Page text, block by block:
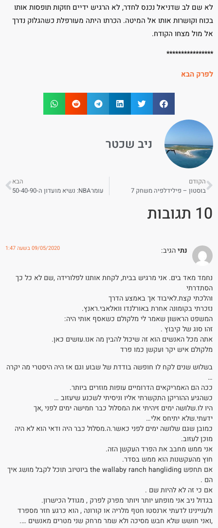
לא שם לב שדניאל נכנס לחדר, לא הרגיש ידיים חזקות תופסות אותו
בכוח וקושרות אותו אל המיטה. הכרתו היתה מעורפלת כשהגלוק נדרך
אל מול מצחו הקודח.
****************
לפרק הבא
ניב שכטר
הקודם
בוסטון – פילידלפיה משחק 7
הבא
עומרNBA: נשיא מועדון ה-50-40-90
10 תגובות
נתיהגיב: 09/05/2020 בשעה 1:47
נחמד מאד בים. אני מרגיש בבית, לקחת אותנו לפלורידה ,שם לא כל כך
הסתדרתי
והלכתי קצת.לאיבוד אך באמצע הדרך
נזכרתי בקומונה אחרת באורלנדו וואלאבי.ראנץ.
המשפט הראשון שאמר לי מלקולם כשאסף אותי היה:
זהו סוג של קיבוץ .
אתה מכל האנשים הוא זה שיכול להבין מה אנו.עושים כאן.
מלקולם איש יקר ועקשן כמו פרד
בשלוש שנים לקח לו חופשה בודדת של שבוע וגם אז היה היסטרי מה יקרה
…
ככה הם האמריקאים הדרומיים עופות מוזרים ביותר.
כשהגיע ההוריקן התקשרתי אליו וניסיתי לשכנע שיעזוב …
היו לו.שלושה ימים זיהיתי את המסלול כבר חמישה ימים לפני ,אך
ידעתי.שלא יתיחס אלי…
כמובן שגם שלושה ימים לפני כאשר.ה.מסלול כבר היה ודאי הוא לא היה
מוכן לעזוב.
אני ממש מחבב את הפרד העקשן הזה.
חוץ מהעקשנות הוא ממש בסדר.
אם תחפש the wallaby ranch hangliding ביוטיוב תוכל לקבל מושג איך
הם .
אם כי זה לא להיות שם .
בגדול ניב אני מופתע יותר ויותר מפרק לפרק , מגודל הכישרון.
ולעניינינו לדעתי ארנסטו חטף מלריה או קורונה , הוא כרגע חזר מספרד
,ואני חושש שלא חבש מסיכה ולא שמר מרחק שני מטרים מאנשים ….